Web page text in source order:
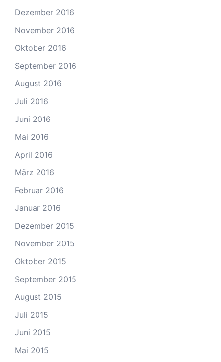
Dezember 2016
November 2016
Oktober 2016
September 2016
August 2016
Juli 2016
Juni 2016
Mai 2016
April 2016
März 2016
Februar 2016
Januar 2016
Dezember 2015
November 2015
Oktober 2015
September 2015
August 2015
Juli 2015
Juni 2015
Mai 2015